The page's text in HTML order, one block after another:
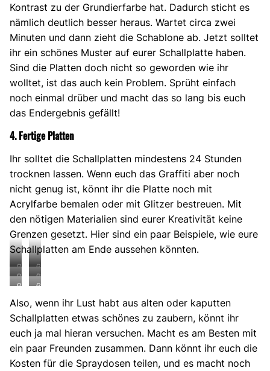
Kontrast zu der Grundierfarbe hat. Dadurch sticht es
nämlich deutlich besser heraus. Wartet circa zwei
Minuten und dann zieht die Schablone ab. Jetzt solltet
ihr ein schönes Muster auf eurer Schallplatte haben.
Sind die Platten doch nicht so geworden wie ihr
wolltet, ist das auch kein Problem. Sprüht einfach
noch einmal drüber und macht das so lang bis euch
das Endergebnis gefällt!
4. Fertige Platten
Ihr solltet die Schallplatten mindestens 24 Stunden
trocknen lassen. Wenn euch das Graffiti aber noch
nicht genug ist, könnt ihr die Platte noch mit
Acrylfarbe bemalen oder mit Glitzer bestreuen. Mit
den nötigen Materialien sind eurer Kreativität keine
Grenzen gesetzt. Hier sind ein paar Beispiele, wie eure
Schallplatten am Ende aussehen könnten.
Bild
4
Kleine
Schallplatte
Mandalaschablone
Bild
5
Kleine
Schallplatte
Mandalaschablone
Bild
6
|
Kleine
Schallplatte
mit
Glitzer
Bild
7
|
Große
Schallplatte
mit
Mandalaschablone
Bild
8
Große
Schallplatte
mit
„Nirvana“
Bild
Große
Schallplatte
mit
selbstgeschnittenem
Also, wenn ihr Lust habt aus alten oder kaputten
Schallplatten etwas schönes zu zaubern, könnt ihr
euch ja mal hieran versuchen. Macht es am Besten mit
ein paar Freunden zusammen. Dann könnt ihr euch die
Kosten für die Spraydosen teilen, und es macht noch